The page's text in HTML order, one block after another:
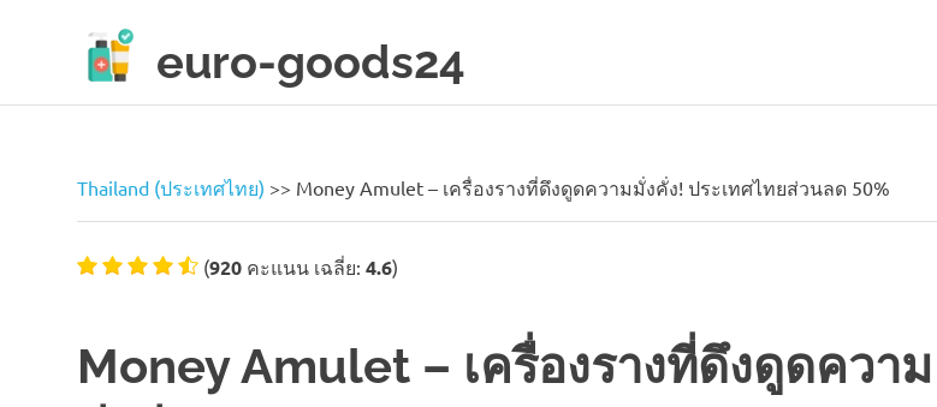
euro-goods24
Thailand (ประเทศไทย) >> Money Amulet – เครื่องรางที่ดึงดูดความมั่งคั่ง! ประเทศไทยส่วนลด 50%
(920 คะแนน เฉลี่ย: 4.6)
Money Amulet – เครื่องรางที่ดึงดูดความ